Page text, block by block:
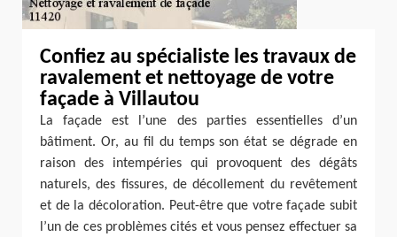
Confiez au spécialiste les travaux de
ravalement et nettoyage de votre
façade à Villautou
La façade est l’une des parties essentielles d’un
bâtiment. Or, au fil du temps son état se dégrade en
raison des intempéries qui provoquent des dégâts
naturels, des fissures, de décollement du revêtement
et de la décoloration. Peut-être que votre façade subit
l’un de ces problèmes cités et vous pensez effectuer sa